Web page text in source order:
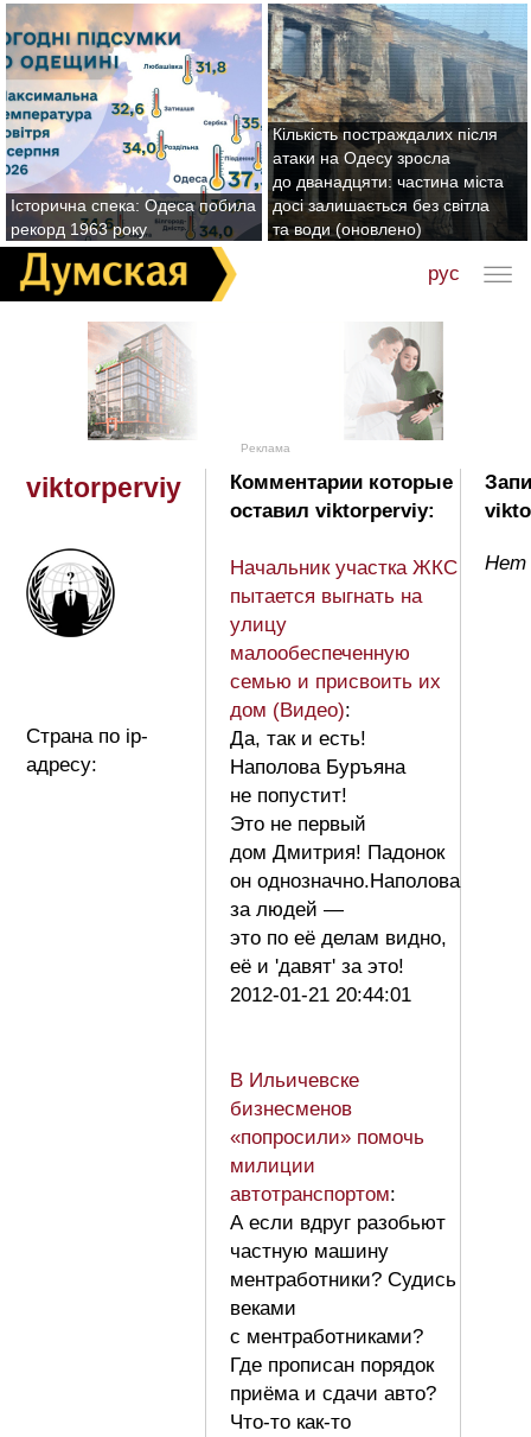
Історична спека: Одеса побила
рекорд 1963 року
Кількість постраждалих після
атаки на Одесу зросла
до дванадцяти: частина міста
досі залишається без світла
та води (оновлено)
рус
Реклама
viktorperviy
Страна по ip-
адресу:
Комментарии которые
оставил viktorperviy:
Начальник участка ЖКС
пытается выгнать на
улицу
малообеспеченную
семью и присвоить их
дом (Видео):
Да, так и есть!
Наполова Буръяна
не попустит!
Это не первый
дом Дмитрия! Падонок
он однозначно.Наполова
за людей —
это по её делам видно,
её и 'давят' за это!
2012-01-21 20:44:01
В Ильичевске
бизнесменов
«попросили» помочь
милиции
автотранспортом:
А если вдруг разобьют
частную машину
ментработники? Судись
веками
с ментработниками?
Где прописан порядок
приёма и сдачи авто?
Что-то как-то
Нет